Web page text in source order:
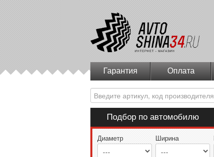
Гарантия Оплата
Подбор по автомобилю
Диаметр Ширина